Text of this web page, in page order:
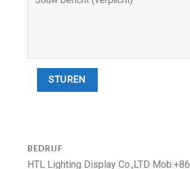
BEDRIJF
HTL Lighting Display Co.,LTD Mob:+86